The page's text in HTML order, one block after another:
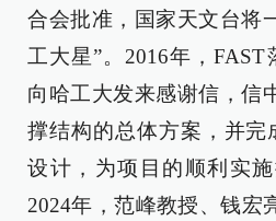
合会批准，国家天文台将
工大星”。2016年，
向哈工大发来感谢信，信
撑结构的总体方案，并完
设计，为项目的顺利实施
2024年，范峰教授、钱宏